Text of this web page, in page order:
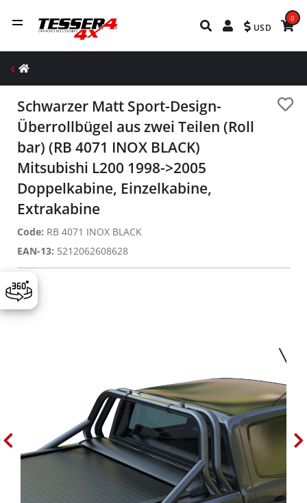
USD
0
Schwarzer Matt Sport-Design-
Überrollbügel aus zwei Teilen (Roll
bar) (RB 4071 INOX BLACK)
Mitsubishi L200 1998->2005
Doppelkabine, Einzelkabine,
Extrakabine
Code: RB 4071 INOX BLACK
EAN-13: 5212062608628